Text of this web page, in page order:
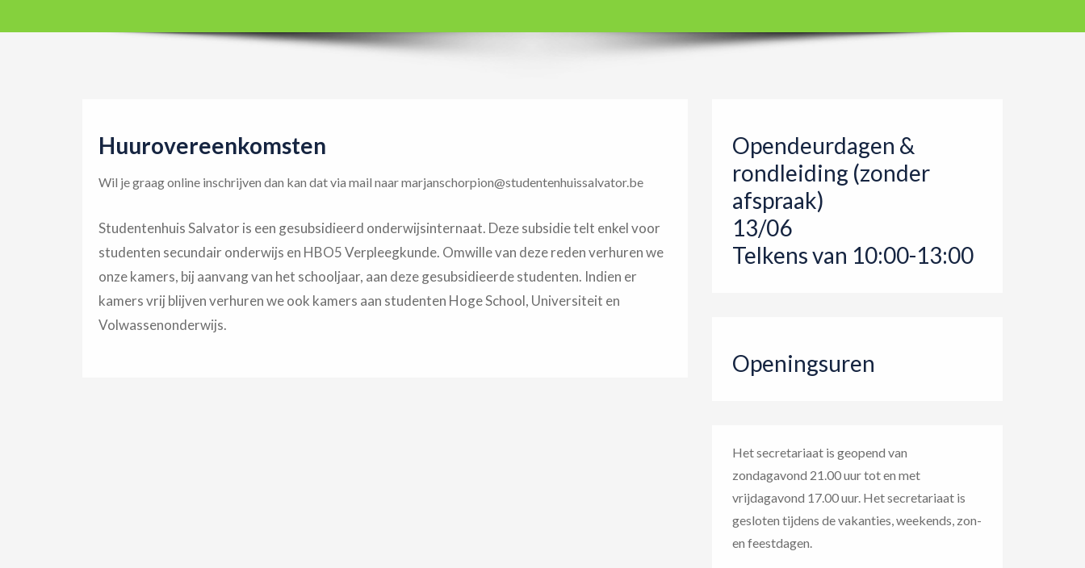
Huurovereenkomsten
Wil je graag online inschrijven dan kan dat via mail naar marjanschorpion@studentenhuissalvator.be
Studentenhuis Salvator is een gesubsidieerd onderwijsinternaat. Deze subsidie telt enkel voor
studenten secundair onderwijs en HBO5 Verpleegkunde. Omwille van deze reden verhuren we
onze kamers, bij aanvang van het schooljaar, aan deze gesubsidieerde studenten. Indien er
kamers vrij blijven verhuren we ook kamers aan studenten Hoge School, Universiteit en
Volwassenonderwijs.
Opendeurdagen &
rondleiding (zonder
afspraak)
13/06
Telkens van 10:00-13:00
Openingsuren
Het secretariaat is geopend van
zondagavond 21.00 uur tot en met
vrijdagavond 17.00 uur. Het secretariaat is
gesloten tijdens de vakanties, weekends, zon-
en feestdagen.